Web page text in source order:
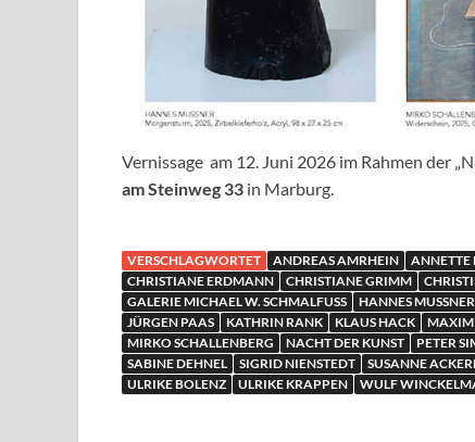
Vernissage am 12. Juni 2026 im Rahmen der
am Steinweg 33 in Marburg.
VERSCHLAGWORTET ANDREAS AMRHEIN ANNETTE
CHRISTIANE ERDMANN
CHRISTIANE GRIMM
GALERIE MICHAEL W. SCHMALFUSS
HANNES MUSSNER
JÜRGEN PAAS
KATHRIN RANK KLAUS HACK
MIRKO SCHALLENBERG
NACHT DER KUNST PETER
SABINE DEHNEL
SIGRID NIENSTEDT SUSANNE
ULRIKE BOLENZ
ULRIKE KRAPPEN WULF